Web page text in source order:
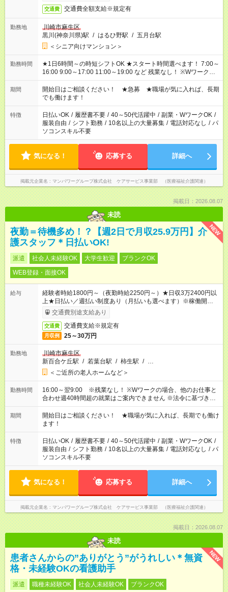
交通費 交通費全額支給※規定有
勤務地
川崎市麻生区
黒川(神奈川県)駅 / はるひ野駅 / 五月台駅
＜シニア向けマンション＞
勤務時間
★1日6時間～の時短シフトOK ★スタート時間選べます！ 7:00～
16:00 9:00～17:00 11:00～19:00 など 残業なし！ ※Wワークの
場合、他のお仕事と合わせ週40時間超の就業はご案内できませ
ん ※法令に基づき、週20時間以上勤務は社会保険への加入対象
となります ※労働者派遣法（日雇い派遣の原則禁止）により、
短時間・短期間の就業はご案内が難しい場合があります
期間
開始日はご相談ください！ ★急募 ★職場が気に入れば、長期
でも働けます！
特徴 日払いOK / 履歴書不要 / 40～50代活躍中 / 副業・WワークOK /
服装自由 / シフト勤務 / 10名以上の大量募集 / 電話対応なし / パ
ソコンスキル不要
気になる！ 応募する 詳細へ
掲載元企業名 マンパワーグループ株式会社 ケアサービス事業部 （医療福祉介護関連）
掲載日：2026.08.07
未読
NEW
夜勤＝待機多め！？【週2日で月収25.9万円】介
護スタッフ＊日払いOK!
派遣 社会人未経験OK 大学生歓迎
ブランクOK
WEB登録・面接OK
給与
経験者時給1800円～（夜勤時給2250円～）★日収3万2400円以
上★日払い／週払い制度あり（月払いも選べます）※稼働開始時
は手続き完了次第のお支払いとなります。
交通費別途支給あり
交通費 交通費支給※規定有
月収例 25～30万円
勤務地
川崎市麻生区
新百合ケ丘駅 / 若葉台駅 / 柿生駅 / …
＜ご近所の老人ホームなど＞
勤務時間
16:00～翌9:00 ※残業なし！ ※Wワークの場合、他のお仕事と
合わせ週40時間超の就業はご案内できません ※法令に基づき、
週20時間以上勤務は社会保険への加入対象となります ※労働者
派遣法（日雇い派遣の原則禁止）により、短時間・短期間の就
業はご案内が難しい場合があります
期間
開始日はご相談ください！ ★職場が気に入れば、長期でも働け
ます！
特徴 日払いOK / 履歴書不要 / 40～50代活躍中 / 副業・WワークOK /
服装自由 / シフト勤務 / 10名以上の大量募集 / 電話対応なし / パ
ソコンスキル不要
気になる！ 応募する 詳細へ
掲載元企業名 マンパワーグループ株式会社 ケアサービス事業部 （医療福祉介護関連）
掲載日：2026.08.07
未読
NEW
患者さんからの”ありがとう”がうれしい＊無資
格・未経験OKの看護助手
派遣 職種未経験OK 社会人未経験OK
ブランクOK